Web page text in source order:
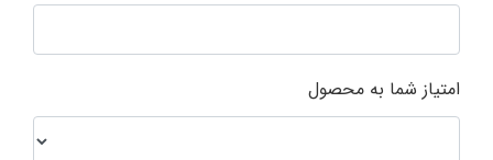
امتیاز شما به محصول